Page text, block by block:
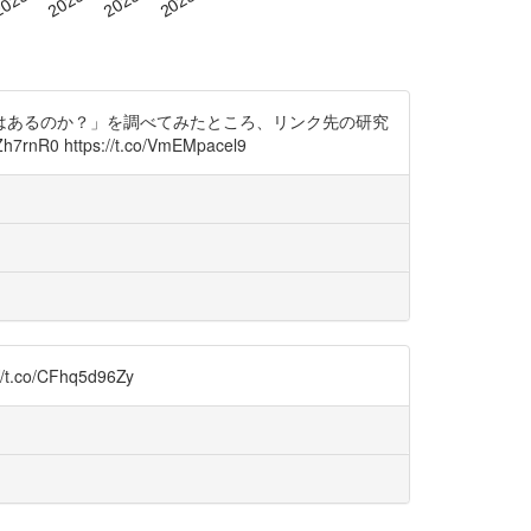
るのか？」を調べてみたところ、リンク先の研究
https://t.co/VmEMpacel9
CFhq5d96Zy